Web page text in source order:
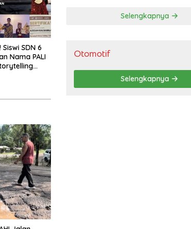
SDN 6
Nama PALI
Selengkapnya
Otomotif
Selengkapnya